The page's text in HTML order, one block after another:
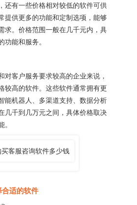
有一些价格相对较低的软件可供
提供更多的功能和定制选项，能够
求。价格范围一般在几千元内，具
能和服务。
客户服务要求较高的企业来说，
较高的软件。这些软件通常拥有更
能机器人、多渠道支持、数据分析
几千到几万元之间，具体价格取决
适的软件